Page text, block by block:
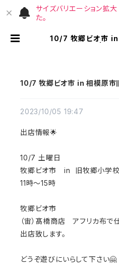
サイズバリエーション拡
た。
10/7 牧郷ビオ市 in
10/7 牧郷ビオ市 in 相模原市
2023/10/05 19:47
出店情報🌟
10/7 土曜日
牧郷ビオ市 in 旧牧郷小学校
11時〜15時
牧郷ビオ市
（宙）髙橋商店 アフリカ布
出店致します。
どうぞ遊びにいらして下さい🤗